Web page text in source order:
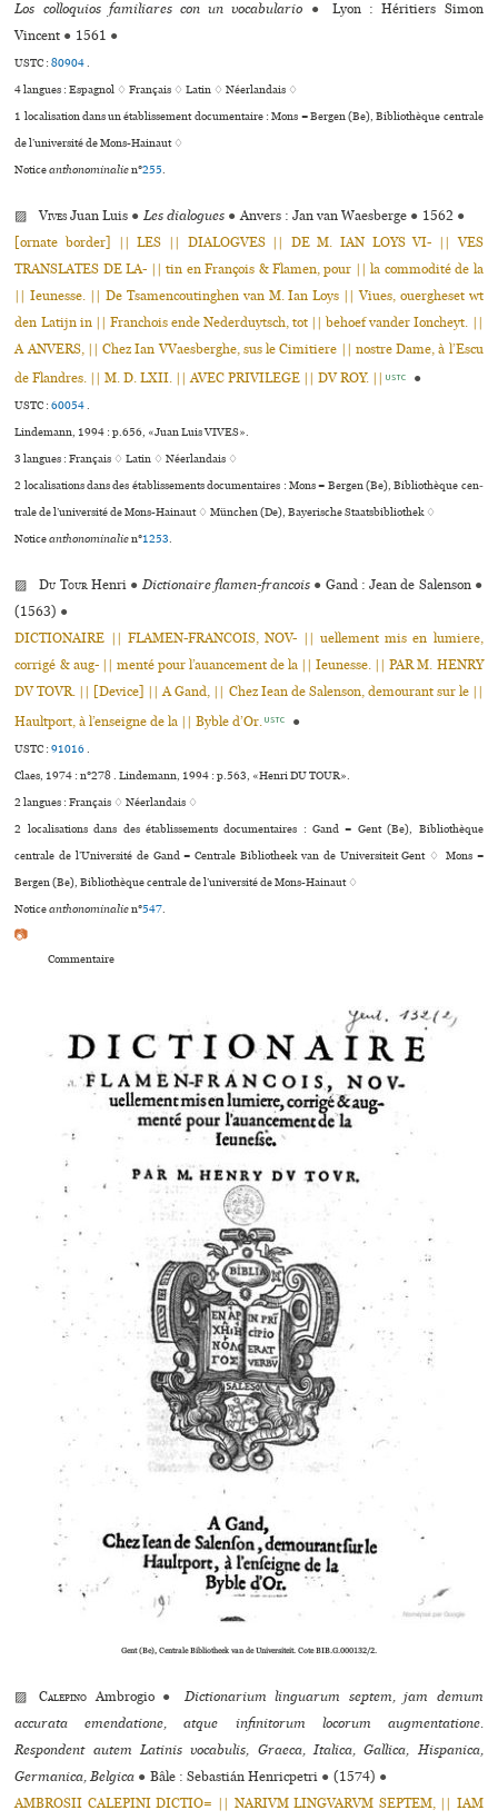
Los colloquios familiares con un vocabulario ●
Lyon : Héritiers Simon
Vincent ● 1561 ●
USTC :80904.
4 langues :Espagnol ♢Français ♢Latin ♢Néerlandais ♢
1 localisation dans un établissement documentaire : Mons = Bergen (Be), Bibliothèque cen­trale
de l’uni­ver­sité de Mons-Hainaut ♢
Noticeanthonominalien°255.
▨Vives Juan Luis ● Les dialogues ● Anvers : Jan van Waesberge ● 1562 ●
[ornate border] || LES || DIALOGVES || DE M. IAN LOYS VI- || VES
TRANSLATES DE LA- || tin en François & Flamen, pour || la commodité de la
|| Ieunesse. || De Tsamencoutinghen van M. Ian Loys || Viues, ouergheset wt
den Latijn in || Franchois ende Nederduytsch, tot || behoef vander Ioncheyt. ||
A ANVERS, || Chez Ian VVaesberghe, sus le Cimitiere || nostre Dame, à l’Escu
de Flandres. || M. D. LXII. || AVEC PRIVILEGE || DV ROY. ||
USTC ●
USTC :60054.
Lindemann, 1994 : p.656, «Juan Luis VIVES».
3 langues :Français ♢Latin ♢Néerlandais ♢
2 localisations dans des établissements documentaires : Mons = Bergen (Be), Bibliothèque cen­
trale de l’uni­ver­sité de Mons-Hainaut ♢ München (De), Bayerische Staatsbibliothek ♢
Noticeanthonominalien°1253.
▨Du TourHenri ● Dictionaire flamen-francois ● Gand : Jean de Salenson ●
(1563) ●
DICTIONAIRE || FLAMEN-FRANCOIS, NOV- || uellement mis en lumiere,
corrigé & aug- || menté pour l’auancement de la || Ieunesse. || PAR M. HENRY
DV TOVR. || [Device] || A Gand, || Chez Iean de Salenson, demourant sur le ||
Haultport, à l’enseigne de la || Byble d’Or. USTC ●
USTC :91016.
Claes, 1974 : n°278 . Lindemann, 1994 : p.563, «Henri DU TOUR».
2 langues :Français ♢Néerlandais ♢
2 localisations dans des établissements documentaires : Gand = Gent (Be), Bibliothèque
centrale de l’Université de Gand = Centrale Bibliotheek van de Universiteit Gent ♢ Mons =
Bergen (Be), Bibliothèque cen­trale de l’uni­ver­sité de Mons-Hainaut ♢
Noticeanthonominalien°547.
📷
Commentaire
Gent (Be), Centrale Bibliotheek van de Universiteit. Cote BIB.G.000132/2.
▨Calepino Ambrogio ●
Dictionarium linguarum septem, jam demum
accurata emendatione, atque infinitorum locorum augmentatione.
Respondent autem Latinis vocabulis, Graeca, Italica, Gallica, Hispanica,
Germanica, Belgica ● Bâle : Sebastián Henricpetri ● (1574) ●
AMBROSII CALEPINI DICTIO= || NARIVM LINGVARVM SEPTEM, || IAM